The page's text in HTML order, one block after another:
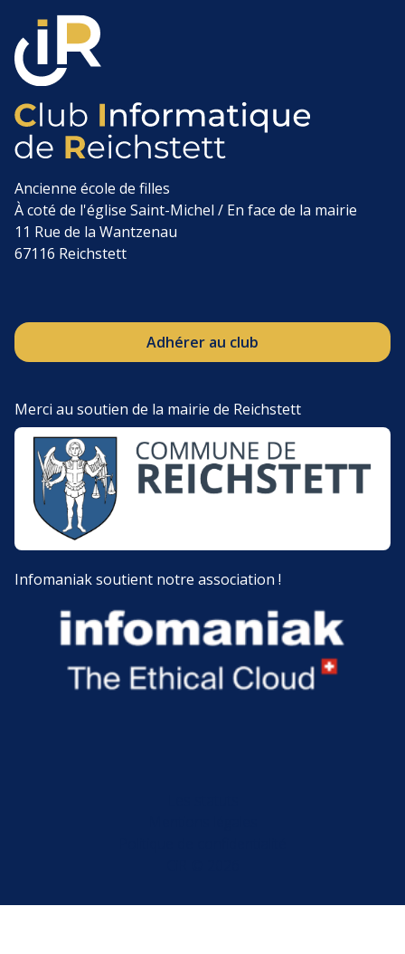
Ancienne école de filles
À coté de l'église Saint-Michel / En face de la mairie
11 Rue de la Wantzenau
67116 Reichstett
Adhérer au club
Merci au soutien de la mairie de Reichstett
Infomaniak soutient notre association !